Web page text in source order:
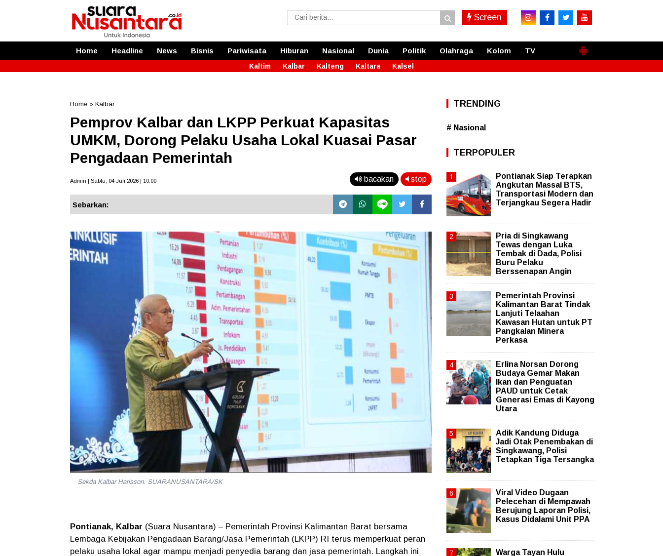
Screen
Home Headline News Bisnis Pariwisata Hiburan Nasional Dunia Politik Olahraga Kolom TV
Kaltim Kalbar Kalteng Kaltara Kalsel
Home » Kalbar
Pemprov Kalbar dan LKPP Perkuat Kapasitas
UMKM, Dorong Pelaku Usaha Lokal Kuasai Pasar
Pengadaan Pemerintah
Admin | Sabtu, 04 Juli 2026 | 10.00 bacakan stop
Sebarkan:
Sekda Kalbar Harisson. SUARANUSANTARA/SK
Pontianak, Kalbar (Suara Nusantara) – Pemerintah Provinsi Kalimantan Barat bersama
Lembaga Kebijakan Pengadaan Barang/Jasa Pemerintah (LKPP) RI terus memperkuat peran
pelaku usaha lokal agar mampu menjadi penyedia barang dan jasa pemerintah. Langkah ini
TRENDING
# Nasional
TERPOPULER
Pontianak Siap Terapkan
Angkutan Massal BTS,
Transportasi Modern dan
Terjangkau Segera Hadir
Pria di Singkawang
Tewas dengan Luka
Tembak di Dada, Polisi
Buru Pelaku
Berssenapan Angin
Pemerintah Provinsi
Kalimantan Barat Tindak
Lanjuti Telaahan
Kawasan Hutan untuk PT
Pangkalan Minera
Perkasa
Erlina Norsan Dorong
Budaya Gemar Makan
Ikan dan Penguatan
PAUD untuk Cetak
Generasi Emas di Kayong
Utara
Adik Kandung Diduga
Jadi Otak Penembakan di
Singkawang, Polisi
Tetapkan Tiga Tersangka
Viral Video Dugaan
Pelecehan di Mempawah
Berujung Laporan Polisi,
Kasus Didalami Unit PPA
Warga Tayan Hulu